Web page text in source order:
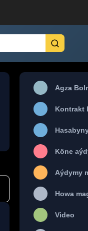
Agza
Kontrakt
Köne
Aýdymy
Howa
Video